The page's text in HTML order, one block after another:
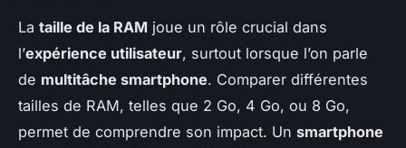
La taille de la RAM joue un rôle crucial dans
l’expérience utilisateur, surtout lorsque l’on parle
de multitâche smartphone. Comparer différentes
tailles de RAM, telles que 2 Go, 4 Go, ou 8 Go,
permet de comprendre son impact. Un smartphone